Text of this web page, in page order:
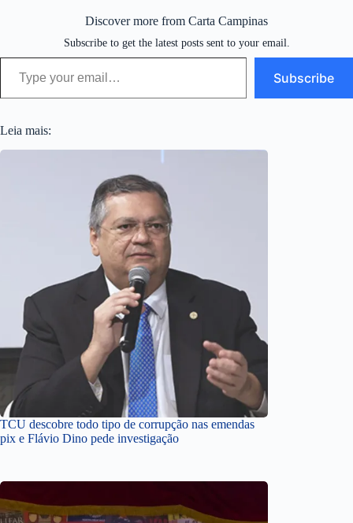
Discover more from Carta Campinas
Subscribe to get the latest posts sent to your email.
Type your email…
Subscribe
Leia mais:
TCU descobre todo tipo de corrupção nas emendas
pix e Flávio Dino pede investigação